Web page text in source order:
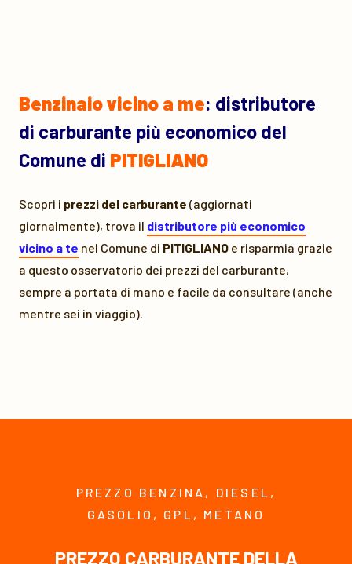
Benzinaio vicino a me: distributore
di carburante più economico del
Comune di PITIGLIANO
Scopri i prezzi del carburante (aggiornati
giornalmente), trova il distributore più economico
vicino a te nel Comune di PITIGLIANO e risparmia grazie
a questo osservatorio dei prezzi del carburante,
sempre a portata di mano e facile da consultare (anche
mentre sei in viaggio).
PREZZO BENZINA, DIESEL,
GASOLIO, GPL, METANO
PREZZO CARBURANTE DELLA